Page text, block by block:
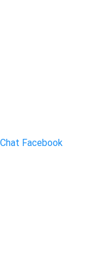
Chat Facebook